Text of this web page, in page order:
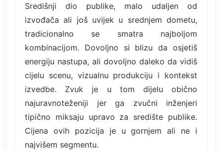
Središnji dio publike, malo udaljen od
izvođača ali još uvijek u srednjem dometu,
tradicionalno se smatra najboljom
kombinacijom. Dovoljno si blizu da osjetiš
energiju nastupa, ali dovoljno daleko da vidiš
cijelu scenu, vizualnu produkciju i kontekst
izvedbe. Zvuk je u tom dijelu obično
najuravnoteženiji jer ga zvučni inženjeri
tipično miksaju upravo za središte publike.
Cijena ovih pozicija je u gornjem ali ne i
najvišem segmentu.